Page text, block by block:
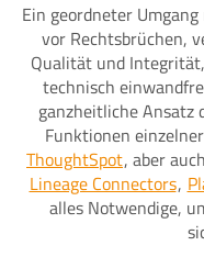
Ein geordneter
vor Rechtsbrüchen,
Qualität und
technisch
ganzheitliche Ansatz
Funktionen
ThoughtSpot, aber
Lineage Connectors,
alles Notwendige,